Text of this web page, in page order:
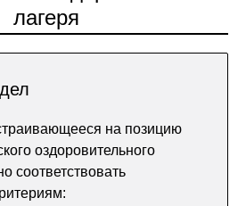
лагеря
на позицию
оздоровительного
соответствовать